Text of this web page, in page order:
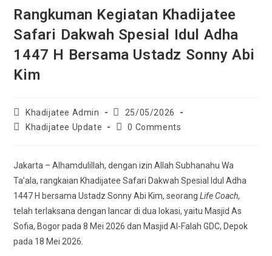
Rangkuman Kegiatan Khadijatee
Safari Dakwah Spesial Idul Adha
1447 H Bersama Ustadz Sonny Abi
Kim
Khadijatee Admin
25/05/2026
Khadijatee Update
0 Comments
Jakarta – Alhamdulillah, dengan izin Allah Subhanahu Wa
Ta’ala, rangkaian Khadijatee Safari Dakwah Spesial Idul Adha
1447 H bersama Ustadz Sonny Abi Kim, seorangLife Coach,
telah terlaksana dengan lancar di dua lokasi, yaitu Masjid As
Sofia, Bogor pada 8 Mei 2026 dan Masjid Al-Falah GDC, Depok
pada 18 Mei 2026.